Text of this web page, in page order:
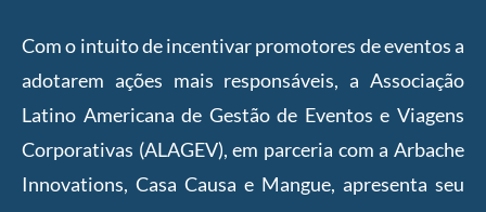
Com o intuito de incentivar promotores de eventos a
adotarem ações mais responsáveis, a Associação
Latino Americana de Gestão de Eventos e Viagens
Corporativas (ALAGEV), em parceria com a Arbache
Innovations, Casa Causa e Mangue, apresenta seu